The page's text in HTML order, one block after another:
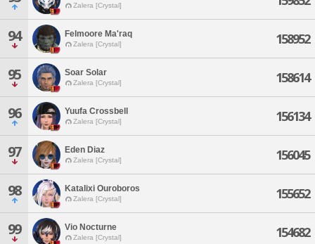
Zalera [Crystal]
94 Felmoore Ma'raq
Zalera [Crystal] 158952
95 Soar Solar
Zalera [Crystal] 158614
96 Yuufa Crossbell
Zalera [Crystal] 156134
97 Eden Diaz
Zalera [Crystal] 156045
98 Katalixi Ouroboros
Zalera [Crystal] 155652
99 Vio Nocturne
Zalera [Crystal] 154682